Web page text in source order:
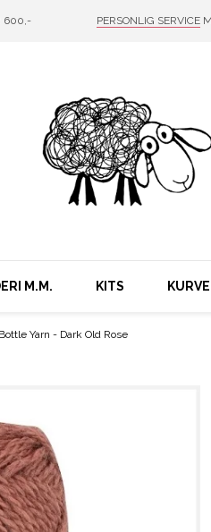
600,- PERSONLIG SERVICE
M.M. KITS KURVE
Yarn - Dark Old Rose